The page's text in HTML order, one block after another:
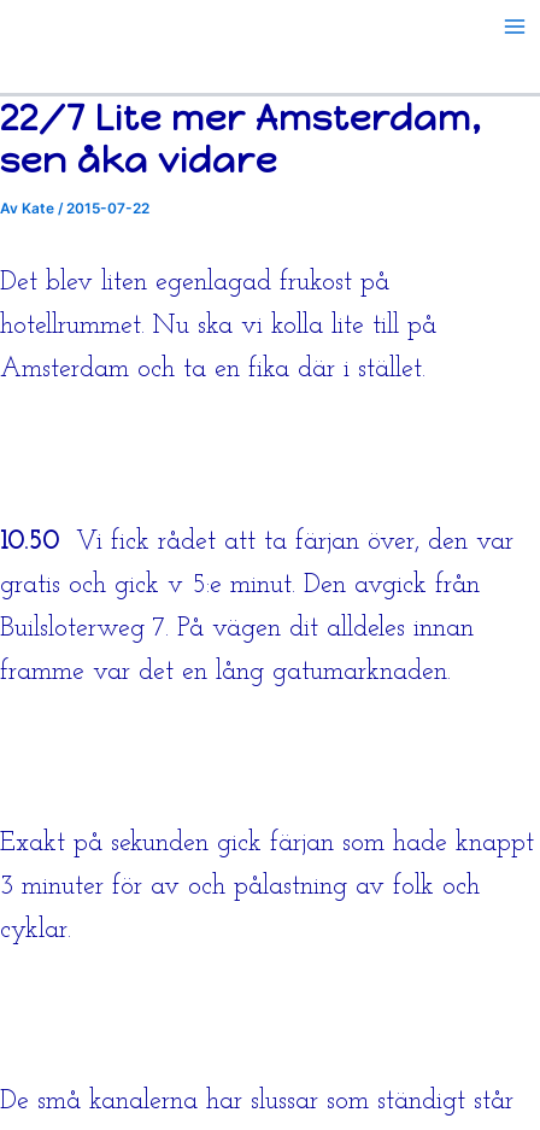
22/7 Lite mer Amsterdam,
sen åka vidare
Av Kate /2015-07-22
Det blev liten egenlagad frukost på
hotellrummet. Nu ska vi kolla lite till på
Amsterdam och ta en fika där i stället.
10.50 Vi fick rådet att ta färjan över, den var
gratis och gick v 5:e minut. Den avgick från
Builsloterweg 7. På vägen dit alldeles innan
framme var det en lång gatumarknaden.
Exakt på sekunden gick färjan som hade knappt
3 minuter för av och pålastning av folk och
cyklar.
De små kanalerna har slussar som ständigt står